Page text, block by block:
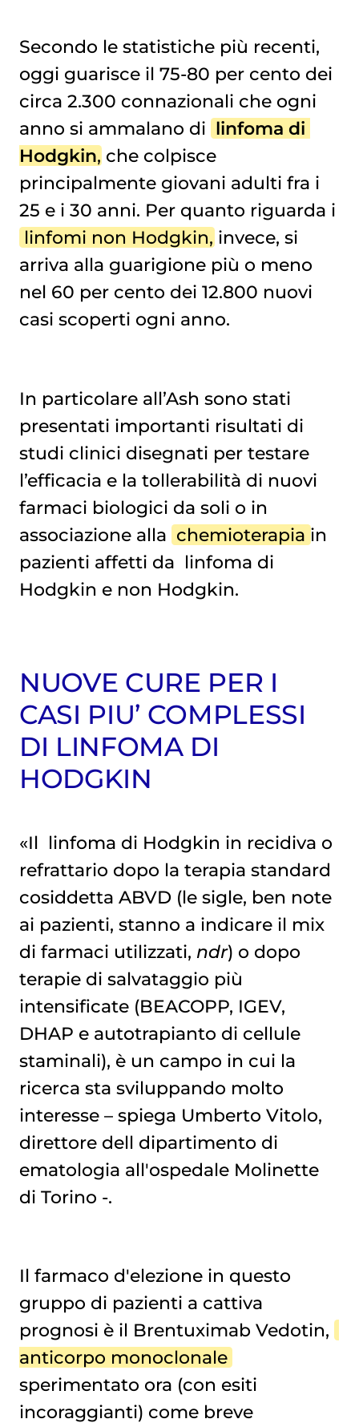
Secondo le statistiche più recenti,
oggi guarisce il 75-80 per cento dei
circa 2.300 connazionali che ogni
anno si ammalano di linfoma di
Hodgkin, che colpisce
principalmente giovani adulti fra i
25 e i 30 anni. Per quanto riguarda i
linfomi non Hodgkin, invece, si
arriva alla guarigione più o meno
nel 60 per cento dei 12.800 nuovi
casi scoperti ogni anno.
In particolare all’Ash sono stati
presentati importanti risultati di
studi clinici disegnati per testare
l’efficacia e la tollerabilità di nuovi
farmaci biologici da soli o in
associazione alla chemioterapia in
pazienti affetti da linfoma di
Hodgkin e non Hodgkin.
NUOVE CURE PER I
CASI PIU’ COMPLESSI
DI LINFOMA DI
HODGKIN
«Il linfoma di Hodgkin in recidiva o
refrattario dopo la terapia standard
cosiddetta ABVD (le sigle, ben note
ai pazienti, stanno a indicare il mix
di farmaci utilizzati, ndr) o dopo
terapie di salvataggio più
intensificate (BEACOPP, IGEV,
DHAP e autotrapianto di cellule
staminali), è un campo in cui la
ricerca sta sviluppando molto
interesse – spiega Umberto Vitolo,
direttore dell dipartimento di
ematologia all'ospedale Molinette
di Torino -.
Il farmaco d'elezione in questo
gruppo di pazienti a cattiva
prognosi è il Brentuximab Vedotin,
anticorpo monoclonale
sperimentato ora (con esiti
incoraggianti) come breve